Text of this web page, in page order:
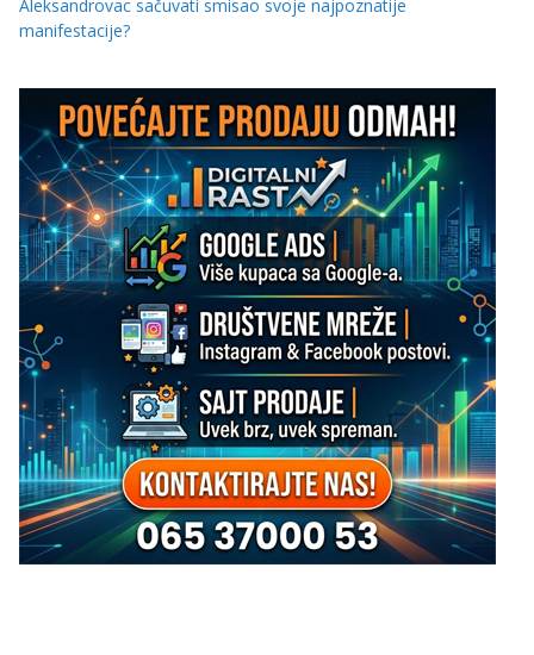
Aleksandrovac sačuvati smisao svoje najpoznatije
manifestacije?